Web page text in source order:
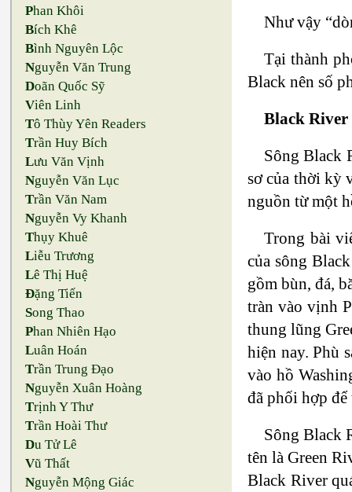
Phan Khôi
Bích Khê
Bình Nguyên Lộc
Nguyễn Văn Trung
Doãn Quốc Sỹ
Viên Linh
Tô Thùy Yên Readers
Trần Huy Bích
Lưu Văn Vịnh
Nguyễn Văn Lục
Trần Văn Nam
Nguyễn Vy Khanh
Thụy Khuê
Liễu Trương
Lê Thị Huệ
Đặng Tiến
Song Thao
Phan Nhiên Hạo
Luân Hoán
Trần Trung Đạo
Nguyễn Xuân Hoàng
Trịnh Y Thư
Trần Hoài Thư
Du Tử Lê
Vũ Thất
Nguyễn Mộng Giác
Như vậy
Tại thành
Black nên số
Black River
Sông Black
sơ của thời kỳ
nguồn từ một
Trong bài
của sông
gồm bùn, đá,
tràn vào vịnh
thung lũng
hiện nay. Phù
vào hồ
đã phối hợp
Sông Black
tên là Green
Black River